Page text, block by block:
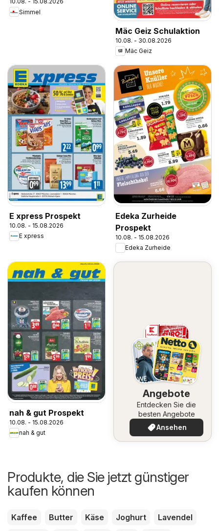
Simmel
Mäc Geiz Schulaktion
10.08. - 30.08.2026
Mäc Geiz
E xpress Prospekt
10.08. - 15.08.2026
E xpress
Edeka Zurheide
Prospekt
10.08. - 15.08.2026
Edeka Zurheide
nah & gut Prospekt
10.08. - 15.08.2026
nah & gut
Angebote
Entdecken Sie die
besten Angebote
Ansehen
Produkte, die Sie jetzt günstiger
kaufen können
Kaffee Butter Käse Joghurt
Lavendel